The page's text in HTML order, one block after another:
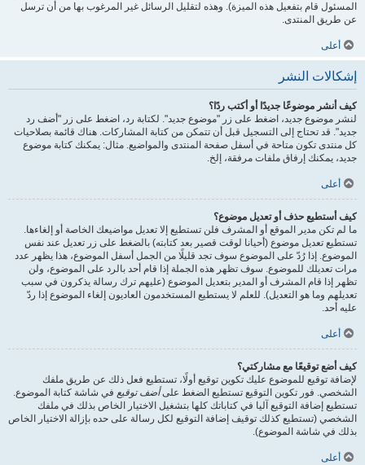
المسئول قام بتفعيل هذه الميزة). وهذه لتقليل الرسائل غير المرغوب بها من أن ترسل
عن طريق المنتدى.
أعلى
إشكالات النشر
كيف أنشر موضوعًا جديدًا أو أكتب ردًا؟
لنشر موضوع جديد، اضغط على زر "موضوع جديد". لكتابة رد، اضغط على زر "أضف رد
جديد". قد تحتاج إلى التسجيل قبل أن تتمكن من كتابة المشاركات. هناك قائمة بصلاحيات
كل منتدى تكون متاحة في أسفل صفحة المنتدى والمواضيع. مثال: يمكنك كتابة موضوع
جديد، يمكنك إرفاق ملفات مرفقة، إلخ.
أعلى
كيف أستطيع حذف أو تعديل موضوع؟
ما لم تكن مدير الموقع أو المشرف فلن تستطيع إلا تعديل مواضيعك الخاصة أو إلغاءها.
تستطيع تعديل موضوع (أحيانا لوقت قصير بعد كتابته) بالضغط على زر تعديل عند نفس
الموضوع. إذا رُدّ على الموضوع سوف تجد قليلًا من الجمل أسفل الموضوع، هذا يظهر عدد
مرات تعديلك للموضوع. سوف تظهر هذه الجملة إذا قام أحد بالرد على الموضوع، ولن
تظهر إذا قام المشرف أو المدير بتعديل الموضوع (عليهم ترك رسالة يذكرون في سبب
تعديلهم وما هو التعديل). للعلم لا يستطيع المستخدمون العاديون إلغاء الموضوع إذا ردّ
عليه أحد.
أعلى
كيف أضع توقيعًا مع مشاركتي؟
لإضافة توقيع للموضوع عليك تكوين توقيع أولًا، تستطيع فعل ذلك عن طريق ملفك
الشخصي. فور تكوين التوقيع تستطيع الضغط علىأضف توقيع في شاشة كتابة الموضوع.
تستطيع إضافة التوقيع آليا في كتاباتك كلها بتشغيل الاختيار الخاص بذلك في ملفك
الشخصي (تستطيع كذلك توقيف إضافة التوقيع لكل رسالة على حده بإزالة الاختيار الخاص
بذلك في شاشة الموضوع).
أعلى